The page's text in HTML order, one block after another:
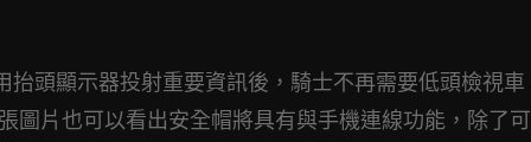
頭顯示器投射重要資訊後，騎士不再需要低頭檢視車
圖片也可以看出安全帽將具有與手機連線功能，除了可